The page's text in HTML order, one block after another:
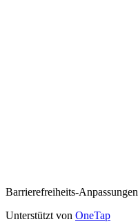
Barrierefreiheits-Anpassungen
Unterstützt von OneTap